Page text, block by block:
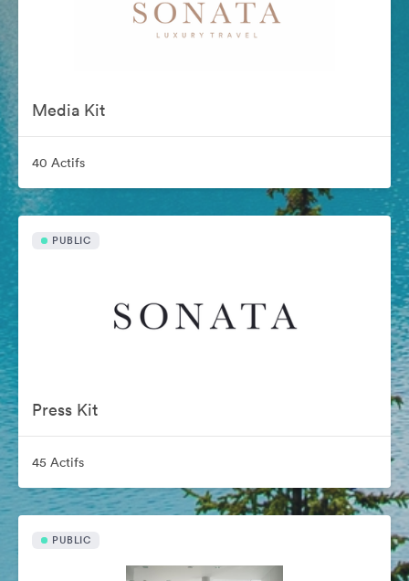
Media Kit
40 Actifs
PUBLIC
Press Kit
45 Actifs
PUBLIC